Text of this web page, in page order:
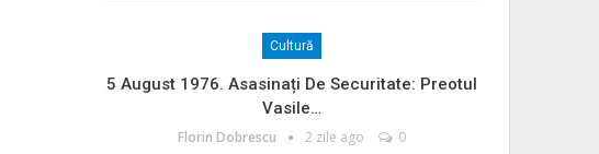
Cultură
5 August 1976. Asasinați De Securitate: Preotul
Vasile…
Florin Dobrescu 2 zile ago 0